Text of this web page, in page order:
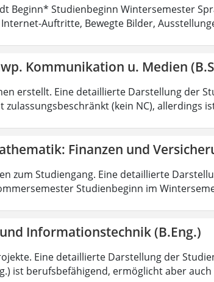
Beginn* Studienbeginn Wintersemester
Auftritte, Bewegte Bilder,
Kommunikation u. Medien
erstellt. Eine detaillierte Darstellung der
zulassungsbeschränkt (kein NC), allerdings
Finanzen und
zum Studiengang. Eine detaillierte
Studienbeginn im
Informationstechnik (B.Eng.)
Eine detaillierte Darstellung der
ist berufsbefähigend, ermöglicht aber auch